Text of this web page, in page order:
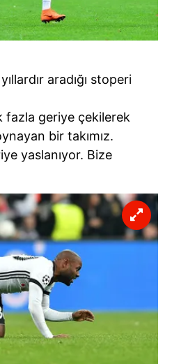
aradığı stoperi
fazla geriye çekilerek
bir takımız.
yaslanıyor. Bize